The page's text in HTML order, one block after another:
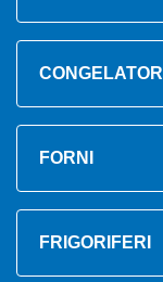
CONGELATORI
FORNI
FRIGORIFERI